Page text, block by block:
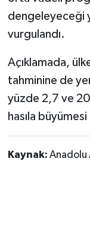
dengeleyeceği
vurgulandı.
Açıklamada,
tahminine de
yüzde 2,7 ve
hasıla
Kaynak: Anadolu